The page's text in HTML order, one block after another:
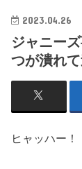
2023.04.26
ジャニー
つが潰れ
ヒャッハー！